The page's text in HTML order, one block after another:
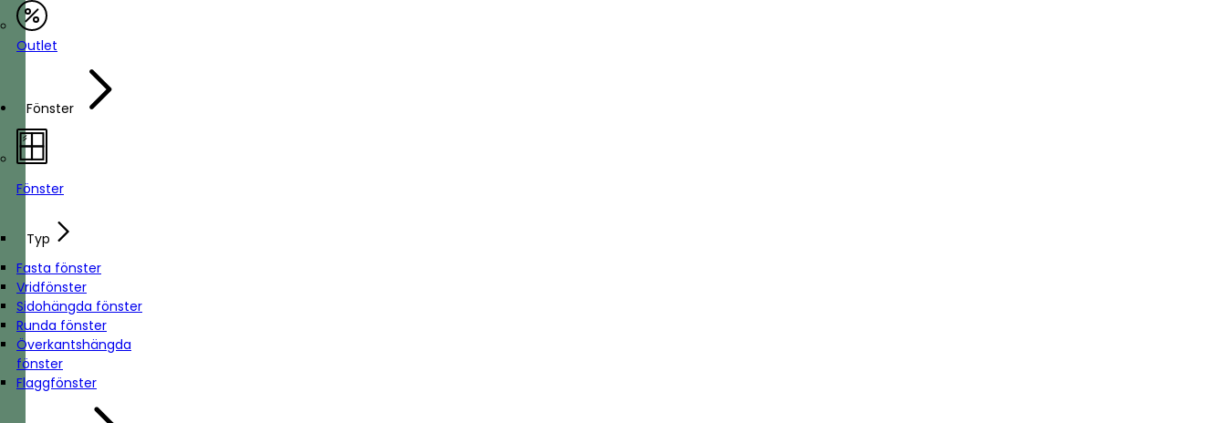
Outlet
Fönster
Fönster
Typ
Fasta fönster
Vridfönster
Sidohängda fönster
Runda fönster
Överkantshängda
fönster
Flaggfönster